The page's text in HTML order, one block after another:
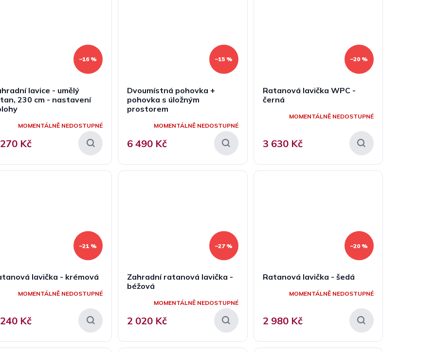
–16 %
lavice - umělý
230 cm - nastavení
MOMENTÁLNĚ NEDOSTUPNÉ
Kč
–15 %
Dvoumístná pohovka +
pohovka s úložným
prostorem
MOMENTÁLNĚ NEDOSTUPNÉ
6 490 Kč
–20 %
Ratanová lavička WPC -
černá
MOMENTÁLNĚ NEDOSTUPNÉ
3 630 Kč
–21 %
lavička - krémová
MOMENTÁLNĚ NEDOSTUPNÉ
Kč
–27 %
Zahradní ratanová lavička -
béžová
MOMENTÁLNĚ NEDOSTUPNÉ
2 020 Kč
–20 %
Ratanová lavička - šedá
MOMENTÁLNĚ NEDOSTUPNÉ
2 980 Kč